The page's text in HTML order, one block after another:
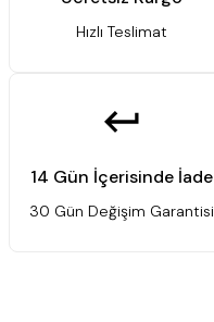
Hızlı Teslimat
14 Gün İçerisinde İade
30 Gün Değişim Garantisi